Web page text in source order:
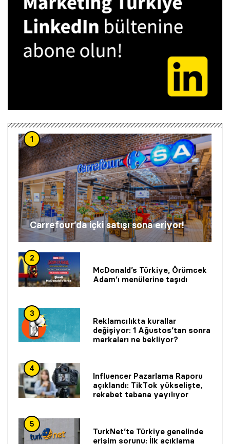
1
Carrefour’da içki satışı sona eriyor!
2
McDonald’s Türkiye, Örümcek
Adam’ı menülerine taşıdı
3
Reklamcılıkta kurallar
değişiyor: 1 Ağustos’tan sonra
markaları ne bekliyor?
4
Influencer Pazarlama Raporu
açıklandı: TikTok yükselişte,
rekabet tabana yayılıyor
5
TurkNet’te Türkiye genelinde
erişim sorunu: İlk açıklama